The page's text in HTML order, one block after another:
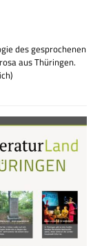
des gesprochenen
aus Thüringen.